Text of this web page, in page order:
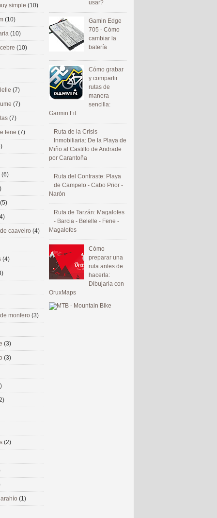
usar?
Gamin Edge
705 - Cómo
cambiar la
batería
Cómo grabar
y compartir
rutas de
manera
sencilla:
Garmin Fit
Ruta de la Crisis
Inmobiliaria: De la Playa de
Miño al Castillo de Andrade
por Carantoña
Ruta del Contraste: Playa
de Campelo - Cabo Prior -
Narón
Ruta de Tarzán: Magalofes
- Barcia - Belelle - Fene -
Magalofes
Cómo
preparar una
ruta antes de
hacerla:
Dibujarla con
OruxMaps
simple (10)
(10)
(10)
(10)
(7)
(7)
(7)
fene (7)
(6)
(5)
caaveiro (4)
(4)
monfero (3)
(3)
(3)
(2)
(1)